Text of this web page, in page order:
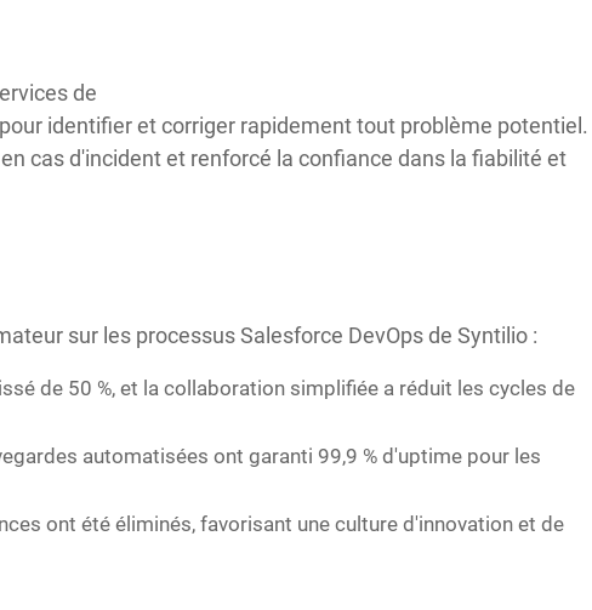
de
identifier et corriger rapidement tout problème potentiel.
cas d'incident et renforcé la confiance dans la fiabilité et
sur les processus Salesforce DevOps de Syntilio :
de 50 %, et la collaboration simplifiée a réduit les cycles de
automatisées ont garanti 99,9 % d'uptime pour les
ont été éliminés, favorisant une culture d'innovation et de